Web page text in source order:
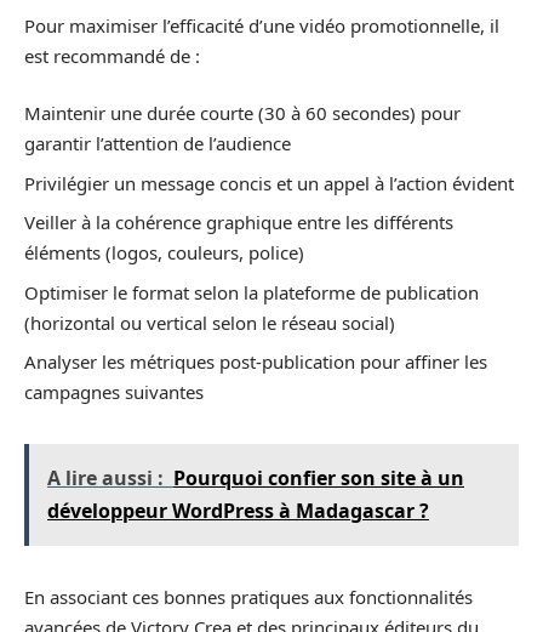
Pour maximiser l’efficacité d’une vidéo promotionnelle, il
est recommandé de :
Maintenir une durée courte (30 à 60 secondes) pour
garantir l’attention de l’audience
Privilégier un message concis et un appel à l’action évident
Veiller à la cohérence graphique entre les différents
éléments (logos, couleurs, police)
Optimiser le format selon la plateforme de publication
(horizontal ou vertical selon le réseau social)
Analyser les métriques post-publication pour affiner les
campagnes suivantes
A lire aussi : Pourquoi confier son site à un
développeur WordPress à Madagascar ?
En associant ces bonnes pratiques aux fonctionnalités